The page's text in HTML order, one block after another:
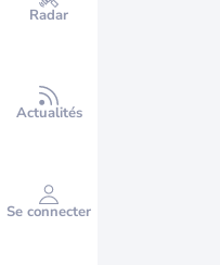
Radar
Actualités
Se connecter